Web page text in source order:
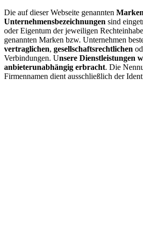
Die auf dieser Webseite genannten Marken
Unternehmensbezeichnungen sind
oder Eigentum der jeweiligen
genannten Marken bzw. Unternehmen
vertraglichen, gesellschaftsrechtlichen
Verbindungen. Unsere Dienstleistungen
anbieterunabhängig erbracht. Die
Firmennamen dient ausschließlich der